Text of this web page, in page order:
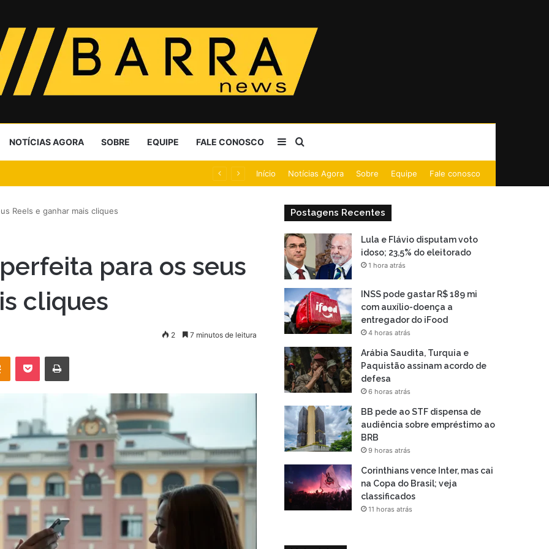
NOTÍCIAS AGORA SOBRE EQUIPE FALE CONOSCO Barra Lateral
auxílio-doença a entregador do iFood Início Notícias Agora Sobre Equipe Fale conosco
Reels e ganhar mais cliques
para os seus
cliques
2 7 minutos de leitura
OK Pocket Imprimir
Postagens Recentes
Lula e Flávio disputam voto
idoso; 23,5% do eleitorado
1 hora atrás
INSS pode gastar R$ 189 mi
com auxílio-doença a
entregador do iFood
4 horas atrás
Arábia Saudita, Turquia e
Paquistão assinam acordo de
defesa
6 horas atrás
BB pede ao STF dispensa de
audiência sobre empréstimo ao
BRB
9 horas atrás
Corinthians vence Inter, mas cai
na Copa do Brasil; veja
classificados
11 horas atrás